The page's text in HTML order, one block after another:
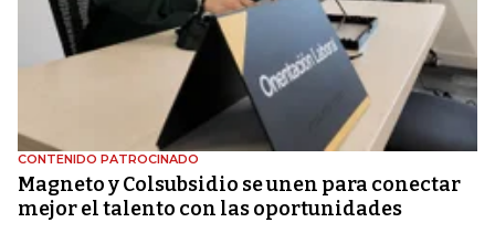
CONTENIDO PATROCINADO
Magneto y Colsubsidio se unen para conectar
mejor el talento con las oportunidades